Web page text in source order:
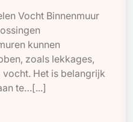
Vocht Binnenmuur
kunnen
zoals lekkages,
Het is belangrijk
te…[...]